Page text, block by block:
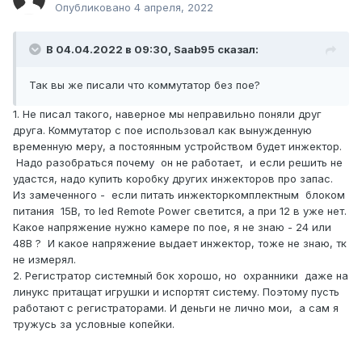
Опубликовано 4 апреля, 2022
В 04.04.2022 в 09:30, Saab95 сказал:
Так вы же писали что коммутатор без пое?
1. Не писал такого, наверное мы неправильно поняли друг
друга. Коммутатор с пое использовал как вынужденную
временную меру, а постоянным устройством будет инжектор.
Надо разобраться почему он не работает, и если решить не
удастся, надо купить коробку других инжекторов про запас.
Из замеченного - если питать инжекторкомплектным блоком
питания 15В, то led Remote Power светится, а при 12 в уже нет.
Какое напряжение нужно камере по пое, я не знаю - 24 или
48В ? И какое напряжение выдает инжектор, тоже не знаю, тк
не измерял.
2. Регистратор системный бок хорошо, но охранники даже на
линукс притащат игрушки и испортят систему. Поэтому пусть
работают с регистраторами. И деньги не лично мои, а сам я
тружусь за условные копейки.